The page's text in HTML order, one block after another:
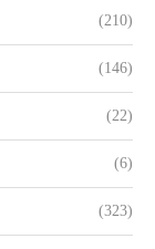
(210)
(146)
(22)
(6)
(323)